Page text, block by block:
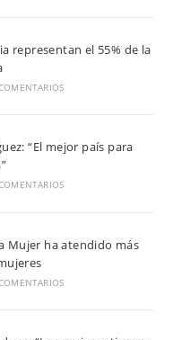
representan el 55% de la
“El mejor país para
Mujer ha atendido más